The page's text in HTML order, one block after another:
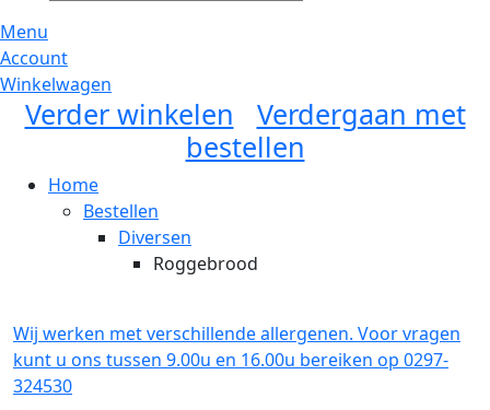
Menu
Account
Winkelwagen
Verder winkelen
Verdergaan met
bestellen
Home
Bestellen
Diversen
Roggebrood
Wij werken met verschillende allergenen. Voor vragen
kunt u ons tussen 9.00u en 16.00u bereiken op 0297-
324530